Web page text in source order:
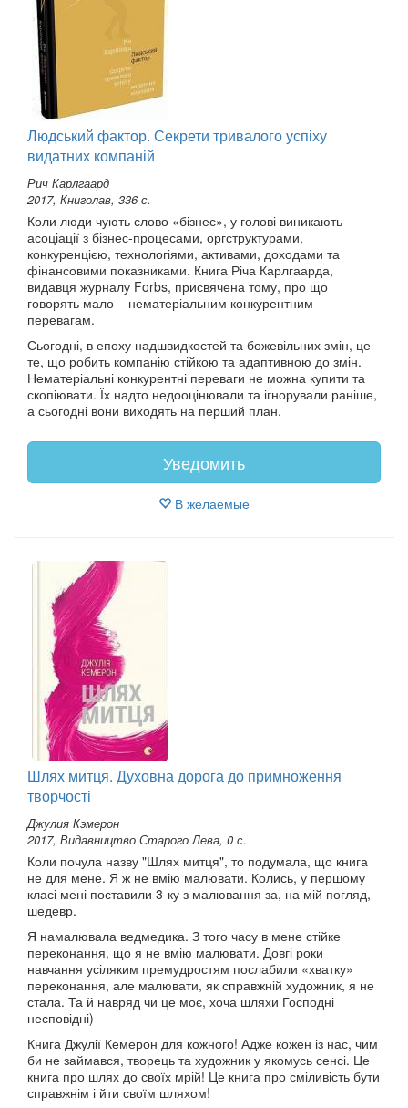
Людський фактор. Секрети тривалого успіху
видатних компаній
Рич Карлгаард
2017, Книголав, 336 с.
Коли люди чують слово «бізнес», у голові виникають
асоціації з бізнес-процесами, оргструктурами,
конкуренцією, технологіями, активами, доходами та
фінансовими показниками. Книга Річа Карлгаарда,
видавця журналу Forbs, присвячена тому, про що
говорять мало – нематеріальним конкурентним
перевагам.
Сьогодні, в епоху надшвидкостей та божевільних змін, це
те, що робить компанію стійкою та адаптивною до змін.
Нематеріальні конкурентні переваги не можна купити та
скопіювати. Їх надто недооцінювали та ігнорували раніше,
а сьогодні вони виходять на перший план.
Уведомить
В желаемые
Шлях митця. Духовна дорога до примноження
творчості
Джулия Кэмерон
2017, Видавництво Старого Лева, 0 с.
Коли почула назву "Шлях митця", то подумала, що книга
не для мене. Я ж не вмію малювати. Колись, у першому
класі мені поставили 3-ку з малювання за, на мій погляд,
шедевр.
Я намалювала ведмедика. З того часу в мене стійке
переконання, що я не вмію малювати. Довгі роки
навчання усіляким премудростям послабили «хватку»
переконання, але малювати, як справжній художник, я не
стала. Та й навряд чи це моє, хоча шляхи Господні
несповідні)
Книга Джулії Кемерон для кожного! Адже кожен із нас, чим
би не займався, творець та художник у якомусь сенсі. Це
книга про шлях до своїх мрій! Це книга про сміливість бути
справжнім і йти своїм шляхом!